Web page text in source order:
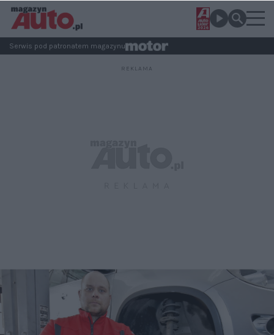
Serwis pod patronatem magazynu